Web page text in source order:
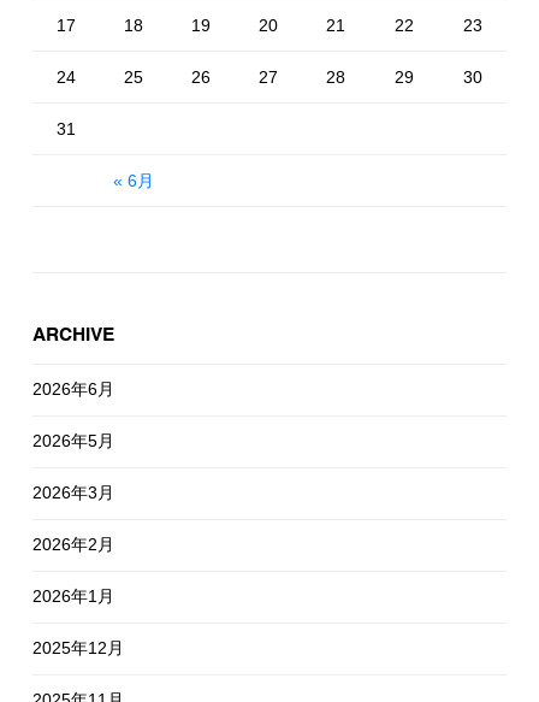
« 6月
17 18 19 20 21 22 23
24 25 26 27 28 29 30
31
ARCHIVE
2026年6月
2026年5月
2026年3月
2026年2月
2026年1月
2025年12月